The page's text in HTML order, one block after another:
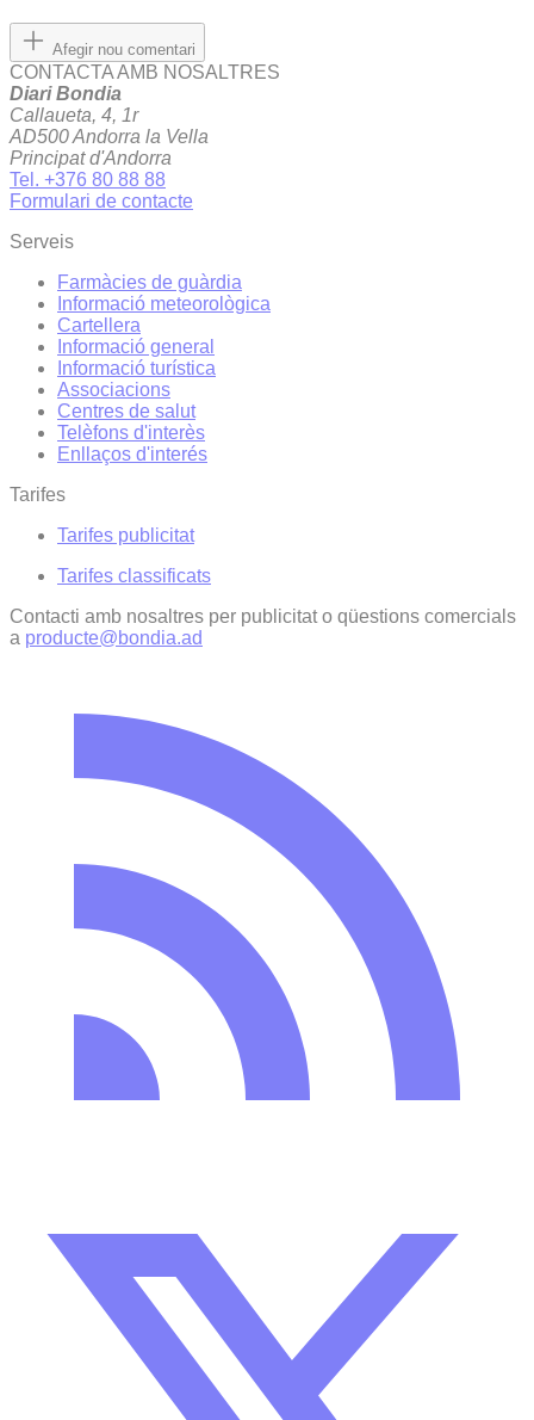
Afegir nou comentari
CONTACTA AMB NOSALTRES
Diari Bondia
Callaueta, 4, 1r
AD500 Andorra la Vella
Principat d'Andorra
Tel. +376 80 88 88
Formulari de contacte
Serveis
Farmàcies de guàrdia
Informació meteorològica
Cartellera
Informació general
Informació turística
Associacions
Centres de salut
Telèfons d'interès
Enllaços d'interés
Tarifes
Tarifes publicitat
Tarifes classificats
Contacti amb nosaltres per publicitat o qüestions comercials
a producte@bondia.ad